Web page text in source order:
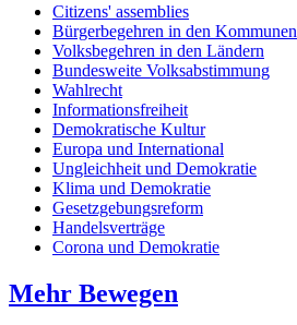
Citizens' assemblies
Bürgerbegehren in den Kommunen
Volksbegehren in den Ländern
Bundesweite Volksabstimmung
Wahlrecht
Informationsfreiheit
Demokratische Kultur
Europa und International
Ungleichheit und Demokratie
Klima und Demokratie
Gesetzgebungsreform
Handelsverträge
Corona und Demokratie
Mehr Bewegen